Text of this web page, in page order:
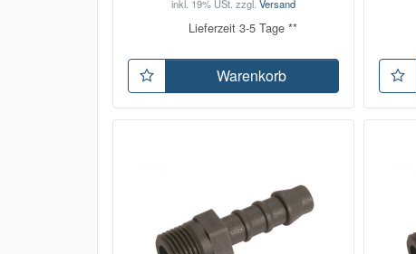
inkl. 19% USt. zzgl. Versand
Lieferzeit 3-5 Tage **
Warenkorb